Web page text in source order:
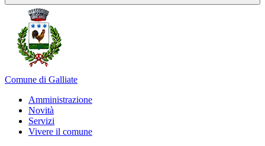
Comune di Galliate
Amministrazione
Novità
Servizi
Vivere il comune